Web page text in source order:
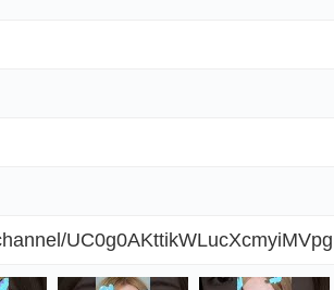
UC0g0AKttikWLucXcmyiMVpg